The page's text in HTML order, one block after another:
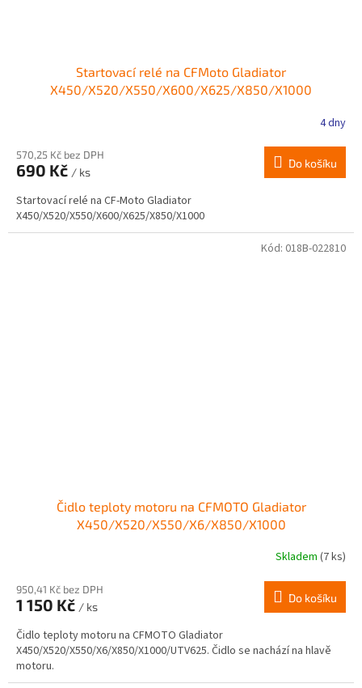
Startovací relé na CFMoto Gladiator
X450/X520/X550/X600/X625/X850/X1000
4 dny
570,25 Kč bez DPH
690 Kč / ks
Do košíku
Startovací relé na CF-Moto Gladiator
X450/X520/X550/X600/X625/X850/X1000
Čidlo teploty motoru na CFMOTO Gladiator
X450/X520/X550/X6/X850/X1000
Skladem (7 ks)
950,41 Kč bez DPH
1 150 Kč / ks
Do košíku
Čidlo teploty motoru na CFMOTO Gladiator
X450/X520/X550/X6/X850/X1000/UTV625. Čidlo se nachází na hlavě
motoru.
Kód: 018B-022810